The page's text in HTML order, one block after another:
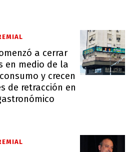
a cerrar
en medio de la
y crecen
de retracción en